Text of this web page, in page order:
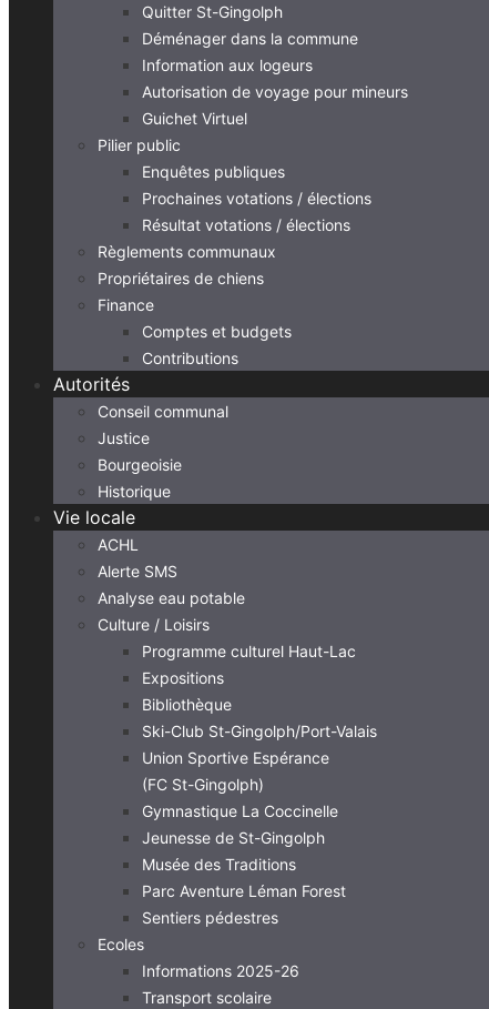
Quitter St-Gingolph
Déménager dans la commune
Information aux logeurs
Autorisation de voyage pour mineurs
Guichet Virtuel
Pilier public
Enquêtes publiques
Prochaines votations / élections
Résultat votations / élections
Règlements communaux
Propriétaires de chiens
Finance
Comptes et budgets
Contributions
Autorités
Conseil communal
Justice
Bourgeoisie
Historique
Vie locale
ACHL
Alerte SMS
Analyse eau potable
Culture / Loisirs
Programme culturel Haut-Lac
Expositions
Bibliothèque
Ski-Club St-Gingolph/Port-Valais
Union Sportive Espérance
(FC St-Gingolph)
Gymnastique La Coccinelle
Jeunesse de St-Gingolph
Musée des Traditions
Parc Aventure Léman Forest
Sentiers pédestres
Ecoles
Informations 2025-26
Transport scolaire